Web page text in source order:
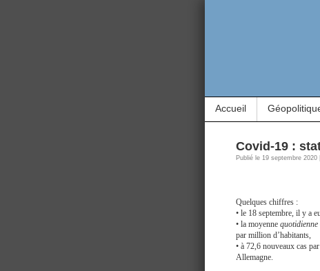
Accueil
Covid-19 :
Publié le 19 septembre
Quelques chiffres :
• le 18 septembre, il y a
• la moyenne quotidienne
par million d’habitants,
• à 72,6 nouveaux cas
Allemagne.